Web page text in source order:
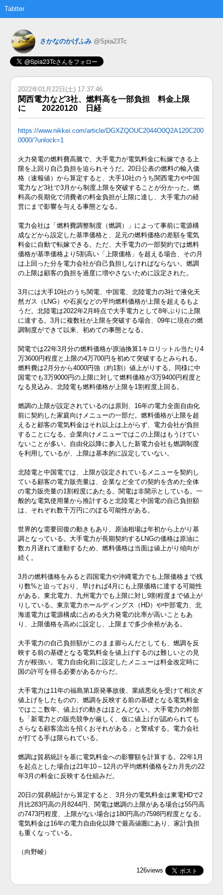
Tabtter
さかなのかげふみ @Spia23Tc
2022年01月22日(土) 17:37:46
関西電力など3社、燃料高を一部負担 料金上限
に 20220120 日経
https://www.nikkei.com/article/DGXZQOUC2044O0Q2A120C200
0000/?unlock=1
火力発電の燃料費高騰で、大手電力が電気料金に転嫁できる上
限を上回り自己負担を迫られそうだ。20日公表の燃料の輸入価
格（速報値）から算定すると、大手10社のうち関西電力や中国
電力など3社で3月から制度上限を突破することが分かった。燃
料高の長期化で消費者の料金負担が上限に達し、大手電力の経
営にまで影響を与える事態となる。
電力会社は「燃料費調整制度（燃調）」によって事前に電源構
成などから設定した基準価格と、足元の燃料価格の差額を電気
料金に自動で転嫁できる。ただ、大手電力の一部契約では燃料
価格が基準価格より5割高い「上限価格」を超える場合、その月
は上回った分を電力会社が自己負担しなければならない。燃調
の上限は顧客の負担を過度に増やさないために設定された。
3月には大手10社のうち関電、中国電、北陸電力の3社で液化天
然ガス（LNG）や石炭などの平均燃料価格が上限を超えるもよ
うだ。北陸電は2022年2月時点で大手電力として8年ぶりに上限
に達する。3月に複数社が上限を突破する場合、09年に現在の燃
調制度ができて以来、初めての事態となる。
関電では22年3月分の燃料価格が原油換算1キロリットル当たり4
万3600円程度と上限の4万700円を初めて突破するとみられる。
燃料費は2月分から4000円強（約1割）値上がりする。同様に中
国電でも3万9000円の上限に対して燃料価格が3万9400円程度と
なる見込み。北陸電も燃料価格が上限を1割程度上回る。
燃調の上限が設定されているのは原則、16年の電力全面自由化
前に契約した家庭向けメニューの一部だ。燃料価格が上限を超
えると顧客の電気料金はそれ以上は上がらず、電力会社が負担
することになる。企業向けメニューではこの上限はもうけてい
ないことが多い。自由化以降に参入した新電力会社も燃調制度
を利用しているが、上限は基本的に設定していない。
北陸電と中国電では、上限が設定されているメニューを契約し
ている顧客の電力販売量は、企業など全ての契約を含めた全体
の電力販売量の1割程度にあたる。関電は非開示としている。一
般的な電気使用量から推計すると北陸電と中国電の自己負担額
は、それぞれ数千万円にのぼる可能性がある。
世界的な需要回復の動きもあり、原油相場は年初から上がり基
調となっている。大手電力が長期契約するLNGの価格は原油に
数カ月遅れて連動するため、燃料価格は当面は値上がり傾向が
続く。
3月の燃料価格をみると四国電力や沖縄電力でも上限価格まで残
り数%と迫っており、早ければ4月にも上限価格に達する可能性
がある。東北電力、九州電力でも上限に対し9割程度まで値上が
りしている。東京電力ホールディングス（HD）や中部電力、北
海道電力は電源構成に占める火力発電の比率が高いこともあ
り、上限価格を高めに設定し、上限まで多少余裕がある。
大手電力の自己負担額がこのまま膨らんだとしても、燃調を反
映する前の基礎となる電気料金を値上げするのは難しいとの見
方が根強い。電力自由化前に設定したメニューは料金改定時に
国の許可を得る必要があるからだ。
大手電力は11年の福島第1原発事故後、業績悪化を受けて相次ぎ
値上げをしたものの、燃調を反映する前の基礎となる電気料金
ではここ数年、値上げの動きはほとんどない。大手電力の幹部
も「新電力との販売競争が厳しく、仮に値上げが認められても
さらなる顧客流出を招くおそれがある」と警戒する。電力会社
が打てる手は限られている。
燃調は貿易統計を基に電気料金への影響額を計算する。22年1月
を起点とした場合は21年10～12月の平均燃料価格を2カ月先の22
年3月の料金に反映する仕組みだ。
20日の貿易統計から算定すると、3月分の電気料金は東電HDで2
月比283円高の月8244円、関電は燃調の上限がある場合は55円高
の7473円程度、上限がない場合は180円高の7598円程度となる。
電気料金は16年の電力自由化以降で最高値圏にあり、家計負担
も重くなっている。
（向野崚）
126views